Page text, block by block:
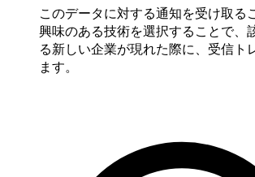
このデータに対する通知を受け取る
興味のある技術を選択することで、
る新しい企業が現れた際に、受信ト
ます。